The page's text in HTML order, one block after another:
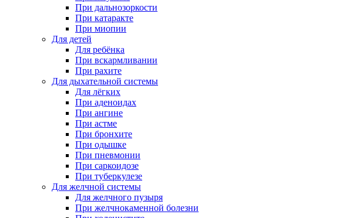
При дальнозоркости
При катаракте
При миопии
Для детей
Для ребёнка
При вскармливании
При рахите
Для дыхательной системы
Для лёгких
При аденоидах
При ангине
При астме
При бронхите
При одышке
При пневмонии
При саркоидозе
При туберкулезе
Для желчной системы
Для желчного пузыря
При желчнокаменной болезни